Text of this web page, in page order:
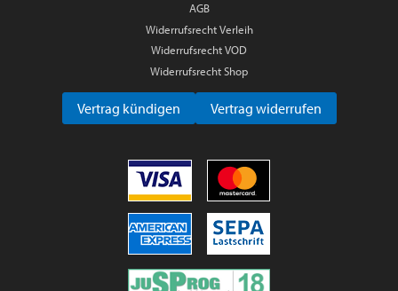
AGB
Widerrufsrecht Verleih
Widerrufsrecht VOD
Widerrufsrecht Shop
Vertrag kündigen Vertrag widerrufen